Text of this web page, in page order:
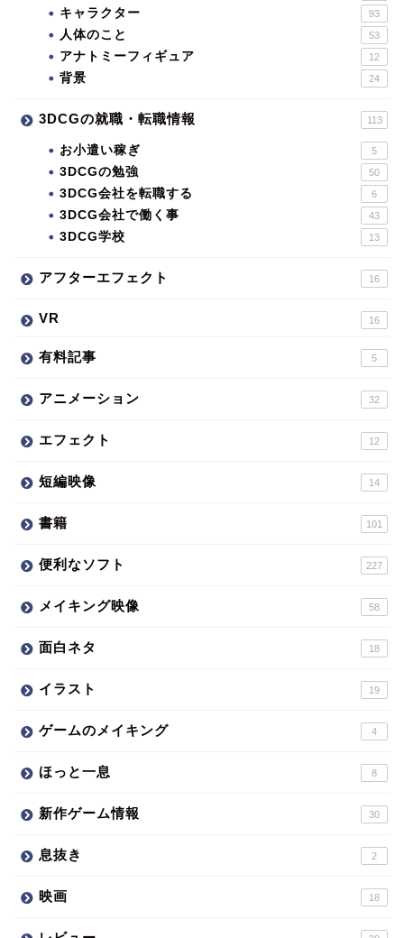
キャラクター 93
人体のこと 53
アナトミーフィギュア 12
背景 24
3DCGの就職・転職情報 113
お小遣い稼ぎ 5
3DCGの勉強 50
3DCG会社を転職する 6
3DCG会社で働く事 43
3DCG学校 13
アフターエフェクト 16
VR 16
有料記事 5
アニメーション 32
エフェクト 12
短編映像 14
書籍 101
便利なソフト 227
メイキング映像 58
面白ネタ 18
イラスト 19
ゲームのメイキング 4
ほっと一息 8
新作ゲーム情報 30
息抜き 2
映画 18